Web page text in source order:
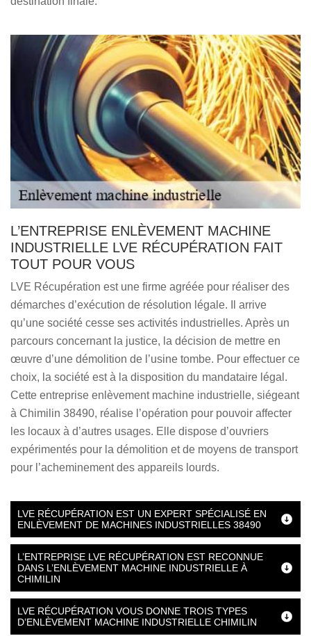
L’ENTREPRISE ENLÈVEMENT MACHINE
INDUSTRIELLE LVE RÉCUPÉRATION FAIT
TOUT POUR VOUS
LVE Récupération est une firme agréée pour réaliser des
démarches d’exécution de résolution légale. Il arrive
qu’une société cesse ses activités industrielles. Après un
parcours concernant la justice, la décision de mettre en
œuvre d’une démolition de l’usine tombe. Pour effectuer ce
choix, la société est à la disposition du mandataire légal.
Cette entreprise enlèvement machine industrielle, siégeant
à Chimilin 38490, réalise l’opération pour pouvoir affecter
les locaux à d’autres usages. Elle dispose d’ouvriers
expérimentés pour la démolition et de moyens de transport
pour l’acheminement des appareils lourds.
LVE RÉCUPÉRATION EST UN EXPERT SPÉCIALISÉ EN
ENLÈVEMENT DE MACHINES INDUSTRIELLES 38490
L’ENTREPRISE LVE RÉCUPÉRATION EST RECONNUE
DANS L’ENLÈVEMENT MACHINE INDUSTRIELLE À
CHIMILIN
LVE RÉCUPÉRATION VOUS DONNE TROIS TYPES
D’ENLÈVEMENT MACHINE INDUSTRIELLE CHIMILIN